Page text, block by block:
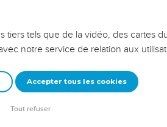
les erreurs
afin que leurs erreurs
ou une famille,
tiers tels que de la vidéo, des cartes
notre service de relation aux
Accepter tous les cookies
Tout refuser